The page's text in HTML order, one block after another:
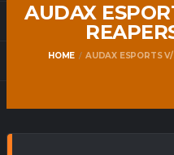
AUDAX
HOME AUDAX ESPORTS V/